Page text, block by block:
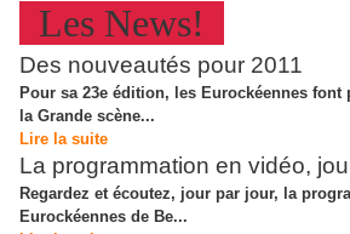
Les News!
Des nouveautés pour 2011
Pour sa 23e édition, les Eurockéennes font
la Grande scène...
Lire la suite
La programmation en vidéo,
Regardez et écoutez, jour par jour, la
Eurockéennes de Be...